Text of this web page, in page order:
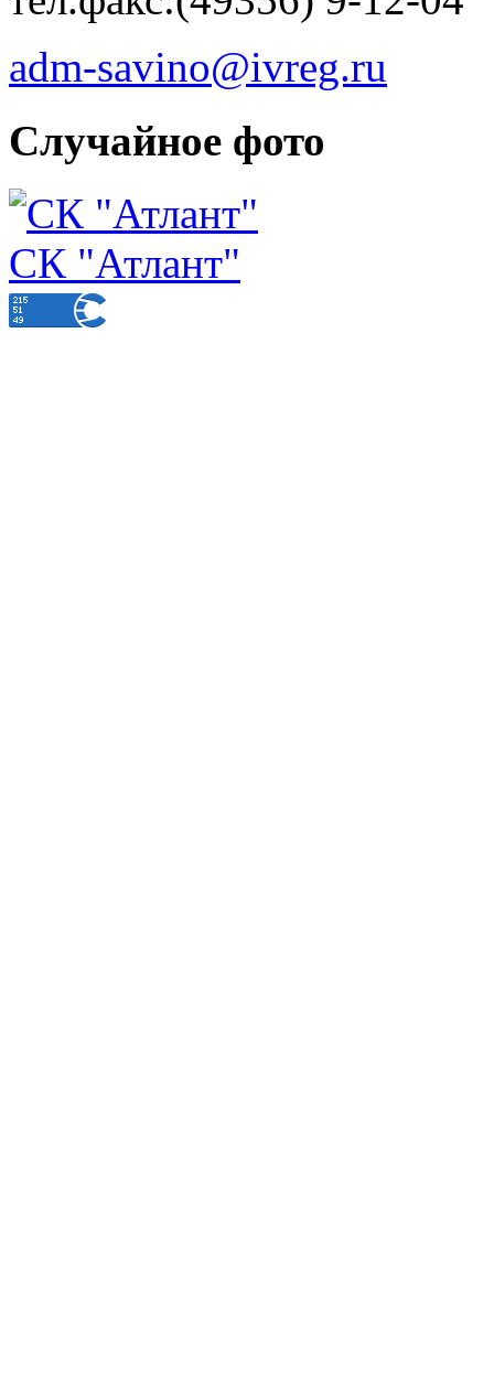
adm-savino@ivreg.ru
Случайное фото
СК "Атлант"